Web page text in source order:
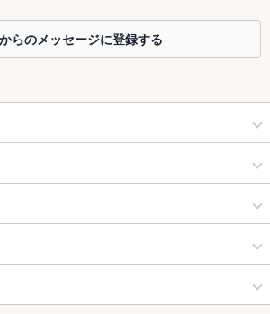
貸切：最大68名様ご利用可能◎（詳細は店舗まで）
らのメッセージに登録する